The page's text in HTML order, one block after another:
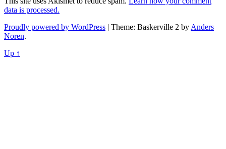
data is processed.
Proudly powered by WordPress | Theme: Baskerville 2 by Anders
Noren.
Up ↑